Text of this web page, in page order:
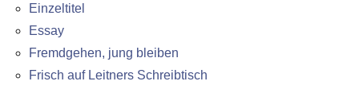
Einzeltitel
Essay
Fremdgehen, jung bleiben
Frisch auf Leitners Schreibtisch